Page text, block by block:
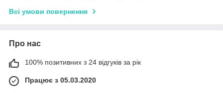
Всі умови повернення
Про нас
100% позитивних з 24 відгуків за рік
Працює з 05.03.2020